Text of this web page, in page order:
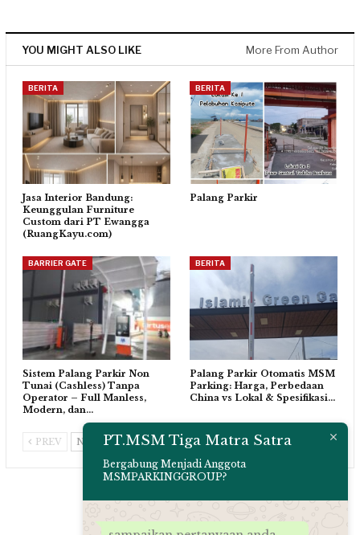
YOU MIGHT ALSO LIKE More From Author
BERITA
Jasa Interior Bandung:
Keunggulan Furniture
Custom dari PT Ewangga
(RuangKayu.com)
BERITA
Palang Parkir
BARRIER GATE
Sistem Palang Parkir Non
Tunai (Cashless) Tanpa
Operator – Full Manless,
Modern, dan…
BERITA
Palang Parkir Otomatis MSM
Parking: Harga, Perbedaan
China vs Lokal & Spesifikasi…
PREV NEXTPT.MSM Tiga Matra Satra
Bergabung Menjadi Anggota
MSMPARKINGGROUP?